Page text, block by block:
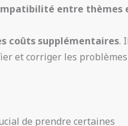
entre thèmes
coûts supplémentaires.
et corriger les problèmes
de prendre certaines